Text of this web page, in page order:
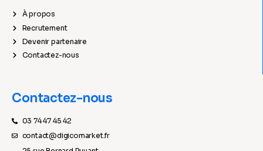
À propos
Recrutement
Devenir partenaire
Contactez-nous
Contactez-nous
03 74 47 45 42
contact@digicomarket.fr